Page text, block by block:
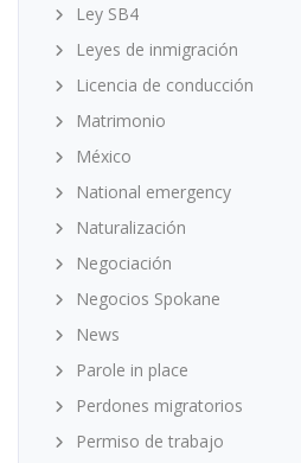
Ley SB4
Leyes de inmigración
Licencia de conducción
Matrimonio
México
National emergency
Naturalización
Negociación
Negocios Spokane
News
Parole in place
Perdones migratorios
Permiso de trabajo